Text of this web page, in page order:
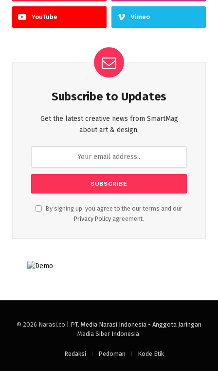
YouTube Vimeo
Subscribe to Updates
Get the latest creative news from SmartMag
about art & design.
By signing up, you agree to the our terms and our
Privacy Policy agreement.
© 2026 Narasi.co | PT. Media Narasi Indonesia - Anggota Jaringan
Media Siber Indonesia.
Redaksi Pedoman Kode Etik